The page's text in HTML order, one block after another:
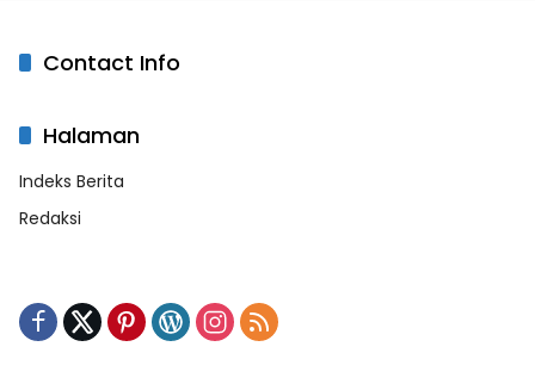
Contact Info
Halaman
Indeks Berita
Redaksi